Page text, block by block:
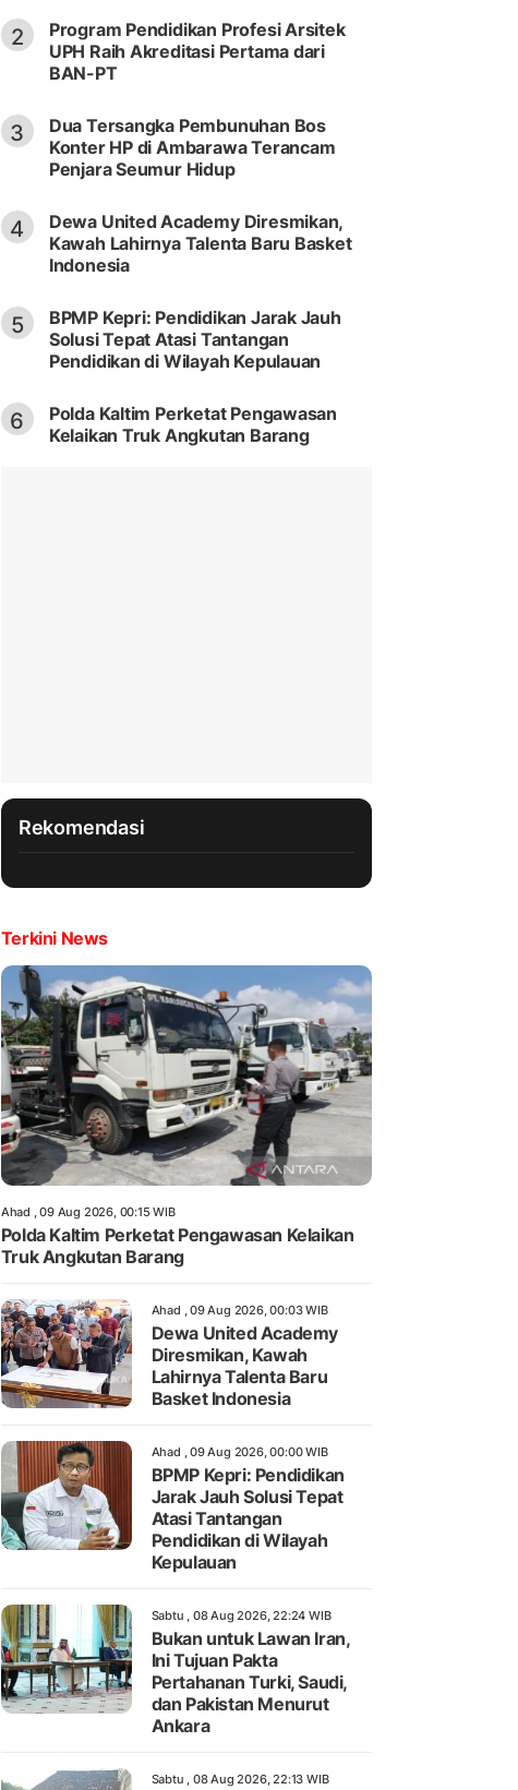
2
Program Pendidikan Profesi Arsitek
UPH Raih Akreditasi Pertama dari
BAN-PT
3
Dua Tersangka Pembunuhan Bos
Konter HP di Ambarawa Terancam
Penjara Seumur Hidup
4
Dewa United Academy Diresmikan,
Kawah Lahirnya Talenta Baru Basket
Indonesia
5
BPMP Kepri: Pendidikan Jarak Jauh
Solusi Tepat Atasi Tantangan
Pendidikan di Wilayah Kepulauan
6
Polda Kaltim Perketat Pengawasan
Kelaikan Truk Angkutan Barang
Rekomendasi
Terkini News
Ahad , 09 Aug 2026, 00:15 WIB
Polda Kaltim Perketat Pengawasan Kelaikan
Truk Angkutan Barang
Ahad , 09 Aug 2026, 00:03 WIB
Dewa United Academy
Diresmikan, Kawah
Lahirnya Talenta Baru
Basket Indonesia
Ahad , 09 Aug 2026, 00:00 WIB
BPMP Kepri: Pendidikan
Jarak Jauh Solusi Tepat
Atasi Tantangan
Pendidikan di Wilayah
Kepulauan
Sabtu , 08 Aug 2026, 22:24 WIB
Bukan untuk Lawan Iran,
Ini Tujuan Pakta
Pertahanan Turki, Saudi,
dan Pakistan Menurut
Ankara
Sabtu , 08 Aug 2026, 22:13 WIB